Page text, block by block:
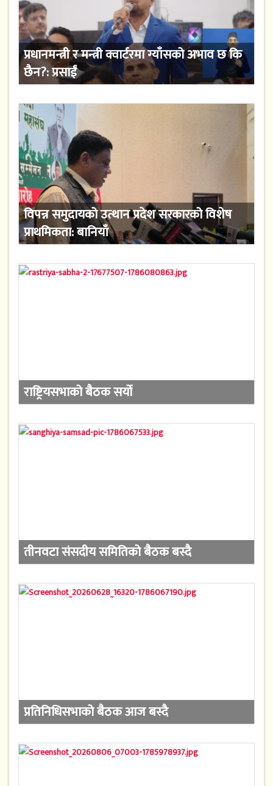
प्रधानमन्त्री र मन्त्री क्वार्टरमा ग्याँसको अभाव छ कि
छैन?: प्रसाईं
विपन्न समुदायको उत्थान प्रदेश सरकारको विशेष
प्राथमिकता: बानियाँ
राष्ट्रियसभाको बैठक सर्यो
तीनवटा संसदीय समितिको बैठक बस्दै
प्रतिनिधिसभाको बैठक आज बस्दै